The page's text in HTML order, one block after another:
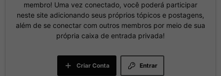
membro! Uma vez conectado, você poderá participar
neste site adicionando seus próprios tópicos e postagens,
além de se conectar com outros membros por meio de sua
própria caixa de entrada privada!
Entrar
Criar Conta